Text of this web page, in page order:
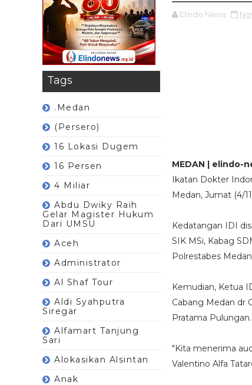
Tags
.Medan
(Persero)
16 Lokasi Dugem
16 Persen
4 Miliar
Abdu Dwiky Raih
Gelar Magister Hukum
Dari UMSU
Aceh
Administrator
Al Shaf Tour
Aldi Syahputra
Siregar
Alfamart Tanjung
Sari
Alokasikan Alsintan
Anak
Elindo News
MEDAN | elindo-
Ikatan Dokter
Medan, Jumat (4/
Kedatangan IDI
SIK MSi, Kabag
Polrestabes
Kemudian, Ketua
Cabang Medan dr
Pratama Pulungan.
"Kita menerima
Valentino Alfa